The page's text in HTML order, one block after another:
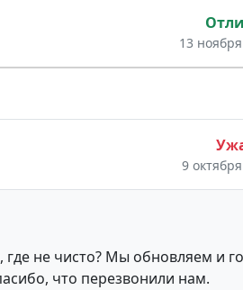
13
9
где не чисто? Мы обновляем и
что перезвонили нам.